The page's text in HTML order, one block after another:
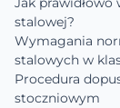
stalowej?
Wymagania
stalowych w
Procedura
stoczniowym